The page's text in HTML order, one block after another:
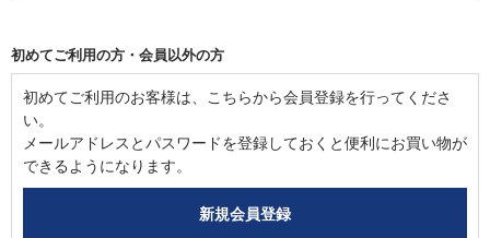
初めてご利用の方・会員以外の方
初めてご利用のお客様は、こちらから会員登録を行ってくださ
い。
メールアドレスとパスワードを登録しておくと便利にお買い物が
できるようになります。